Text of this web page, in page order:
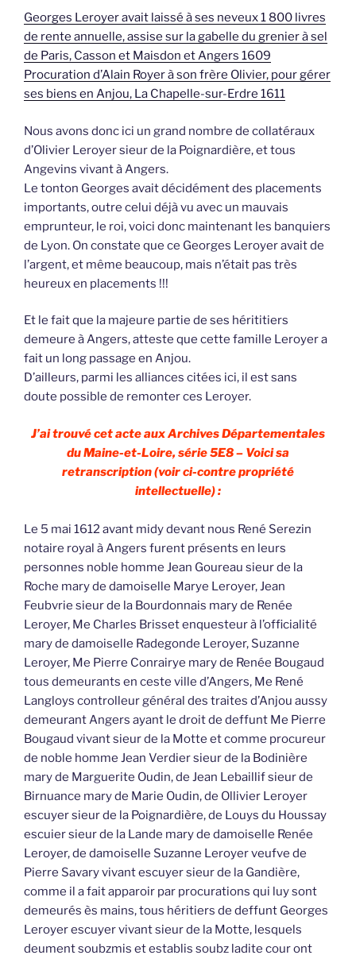
Georges Leroyer avait laissé à ses neveux 1 800 livres
de rente annuelle, assise sur la gabelle du grenier à sel
de Paris, Casson et Maisdon et Angers 1609
Procuration d’Alain Royer à son frère Olivier, pour gérer
ses biens en Anjou, La Chapelle-sur-Erdre 1611
Nous avons donc ici un grand nombre de collatéraux
d’Olivier Leroyer sieur de la Poignardière, et tous
Angevins vivant à Angers.
Le tonton Georges avait décidément des placements
importants, outre celui déjà vu avec un mauvais
emprunteur, le roi, voici donc maintenant les banquiers
de Lyon. On constate que ce Georges Leroyer avait de
l’argent, et même beaucoup, mais n’était pas très
heureux en placements !!!
Et le fait que la majeure partie de ses hérititiers
demeure à Angers, atteste que cette famille Leroyer a
fait un long passage en Anjou.
D’ailleurs, parmi les alliances citées ici, il est sans
doute possible de remonter ces Leroyer.
J’ai trouvé cet acte aux Archives Départementales
du Maine-et-Loire, série 5E8 – Voici sa
retranscription (voir ci-contre propriété
intellectuelle) :
Le 5 mai 1612 avant midy devant nous René Serezin
notaire royal à Angers furent présents en leurs
personnes noble homme Jean Goureau sieur de la
Roche mary de damoiselle Marye Leroyer, Jean
Feubvrie sieur de la Bourdonnais mary de Renée
Leroyer, Me Charles Brisset enquesteur à l’officialité
mary de damoiselle Radegonde Leroyer, Suzanne
Leroyer, Me Pierre Conrairye mary de Renée Bougaud
tous demeurants en ceste ville d’Angers, Me René
Langloys controlleur général des traites d’Anjou aussy
demeurant Angers ayant le droit de deffunt Me Pierre
Bougaud vivant sieur de la Motte et comme procureur
de noble homme Jean Verdier sieur de la Bodinière
mary de Marguerite Oudin, de Jean Lebaillif sieur de
Birnuance mary de Marie Oudin, de Ollivier Leroyer
escuyer sieur de la Poignardière, de Louys du Houssay
escuier sieur de la Lande mary de damoiselle Renée
Leroyer, de damoiselle Suzanne Leroyer veufve de
Pierre Savary vivant escuyer sieur de la Gandière,
comme il a fait apparoir par procurations qui luy sont
demeurés ès mains, tous héritiers de deffunt Georges
Leroyer escuyer vivant sieur de la Motte, lesquels
deument soubzmis et establis soubz ladite cour ont